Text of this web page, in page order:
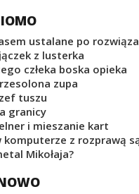
ustalane po
z lusterka
człeka boska opieka
zupa
tuszu
granicy
i mieszanie kart
komputerze z rozprawą
Mikołaja?